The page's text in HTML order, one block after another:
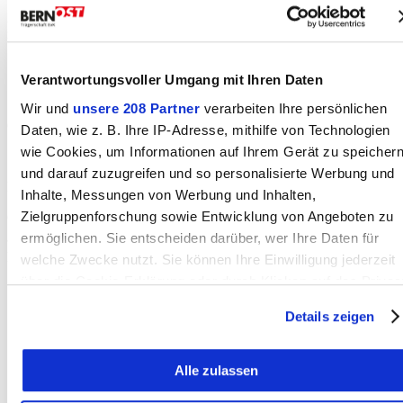
Verantwortungsvoller Umgang mit Ihren Daten
Wir und unsere 208 Partner verarbeiten Ihre persönlichen
Daten, wie z. B. Ihre IP-Adresse, mithilfe von Technologien
wie Cookies, um Informationen auf Ihrem Gerät zu speichern
und darauf zuzugreifen und so personalisierte Werbung und
Inhalte, Messungen von Werbung und Inhalten,
Zielgruppenforschung sowie Entwicklung von Angeboten zu
ermöglichen. Sie entscheiden darüber, wer Ihre Daten für
welche Zwecke nutzt. Sie können Ihre Einwilligung jederzeit
über die Cookie-Erklärung oder durch Klicken auf das
Wenn Sie es erlauben, würden wir auch gerne:
Informationen über Ihre geografische Lage erfassen,
welche bis auf einige Meter genau sein können
Details zeigen
Alle zulassen
22:00 Uhr Abbrennen des Feuerwerks und Möglichkeit, selbst
Gemütliches Beisammensein…
Herzlich laden ein
Gemeinde Zäziwil und Orts- und Verkehrsverein Zäziwil
Kontakt